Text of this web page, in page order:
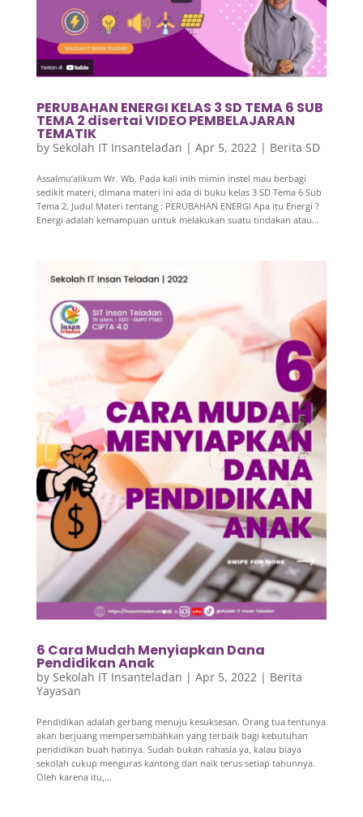
PERUBAHAN ENERGI KELAS 3 SD TEMA 6 SUB
TEMA 2 disertai VIDEO PEMBELAJARAN
TEMATIK
by Sekolah IT Insanteladan | Apr 5, 2022| Berita SD
Assalmu’alikum Wr. Wb. Pada kali inih mimin instel mau berbagi
sedikit materi, dimana materi ini ada di buku kelas 3 SD Tema 6 Sub
Tema 2. Judul Materi tentang : PERUBAHAN ENERGI Apa itu Energi ?
Energi adalah kemampuan untuk melakukan suatu tindakan atau...
6 Cara Mudah Menyiapkan Dana
Pendidikan Anak
by Sekolah IT Insanteladan | Apr 5, 2022 | Berita
Yayasan
Pendidikan adalah gerbang menuju kesuksesan. Orang tua tentunya
akan berjuang mempersembahkan yang terbaik bagi kebutuhan
pendidikan buah hatinya. Sudah bukan rahasia ya, kalau biaya
sekolah cukup menguras kantong dan naik terus setiap tahunnya.
Oleh karena itu,...